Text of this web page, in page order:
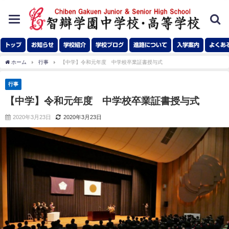
toggle
navigation
トップ お知らせ 学校紹介 学校ブログ 進路について 入学案内 よくあ
ホーム 行事 【中学】令和元年度 中学校卒業証書授与式
行事
【中学】令和元年度 中学校卒業証書授与式
2020年3月23日 2020年3月23日